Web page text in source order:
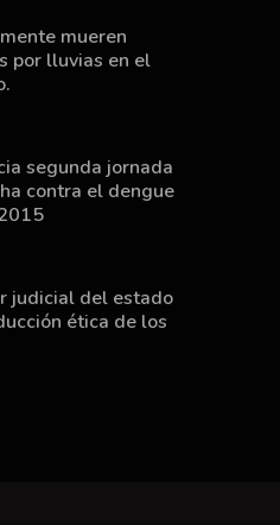
mueren
por lluvias en el
segunda jornada
contra el dengue
judicial del estado
ética de los